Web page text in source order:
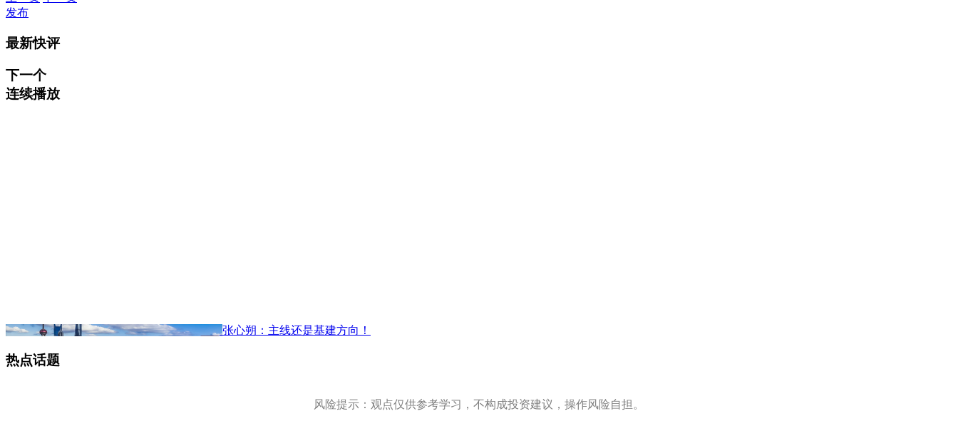
发布
最新快评
下一个
连续播放
张心朔：主线还是基建方向！
热点话题
风险提示：观点仅供参考学习，不构成投资建议，操作风险自担。